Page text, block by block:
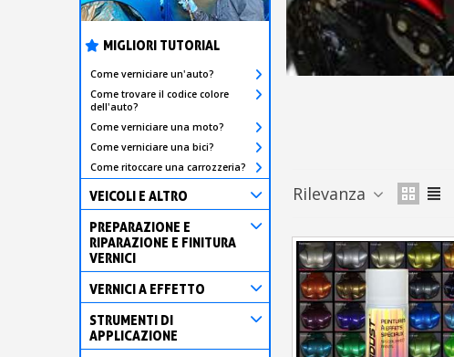
MIGLIORI TUTORIAL
Come verniciare un'auto?
Come trovare il codice colore
dell'auto?
Come verniciare una moto?
Come verniciare una bici?
Come ritoccare una carrozzeria?
VEICOLI E ALTRO
PREPARAZIONE E
RIPARAZIONE E FINITURA
VERNICI
VERNICI A EFFETTO
STRUMENTI DI
APPLICAZIONE
Rilevanza